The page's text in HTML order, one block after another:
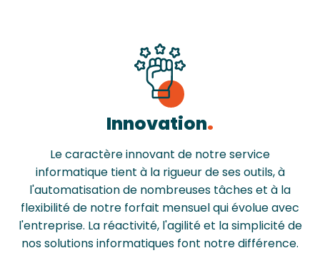
Innovation
Le caractère innovant de notre service
informatique tient à la rigueur de ses outils, à
l'automatisation de nombreuses tâches et à la
flexibilité de notre forfait mensuel qui évolue avec
l'entreprise. La réactivité, l'agilité et la simplicité de
nos solutions informatiques font notre différence.